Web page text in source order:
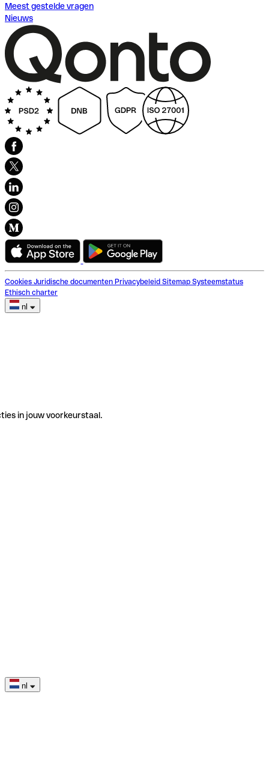
Meest gestelde vragen
Nieuws
Cookies Juridische documenten Privacybeleid Sitemap Systeemstatus
Ethisch charter
nl
in jouw voorkeurstaal.
nl